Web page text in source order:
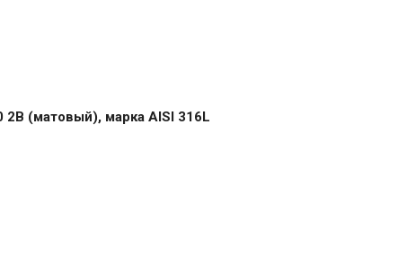
(матовый), марка AISI 316L